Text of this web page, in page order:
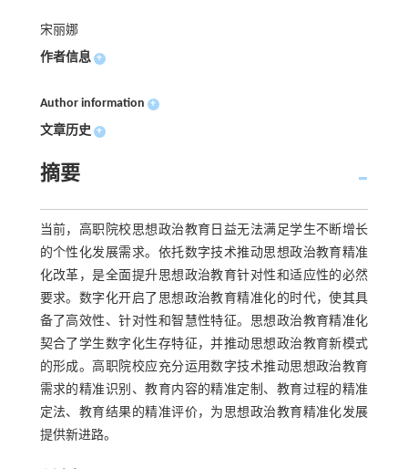
宋丽娜
作者信息 +
Author information +
文章历史 +
摘要
当前，高职院校思想政治教育日益无法满足学生不断增长
的个性化发展需求。依托数字技术推动思想政治教育精准
化改革，是全面提升思想政治教育针对性和适应性的必然
要求。数字化开启了思想政治教育精准化的时代，使其具
备了高效性、针对性和智慧性特征。思想政治教育精准化
契合了学生数字化生存特征，并推动思想政治教育新模式
的形成。高职院校应充分运用数字技术推动思想政治教育
需求的精准识别、教育内容的精准定制、教育过程的精准
定法、教育结果的精准评价，为思想政治教育精准化发展
提供新进路。